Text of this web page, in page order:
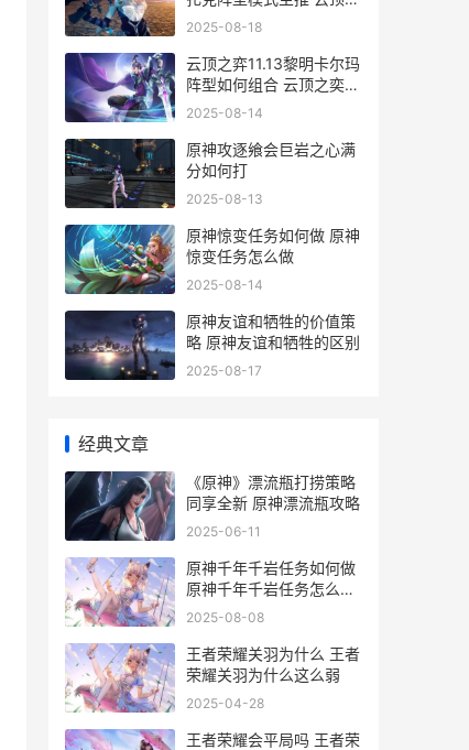
弈s6赛季什么时候开始
2025-08-18
云顶之弈11.13黎明卡尔玛
阵型如何组合 云顶之奕
11.12黎明
2025-08-14
原神攻逐飨会巨岩之心满
分如何打
2025-08-13
原神惊变任务如何做 原神
惊变任务怎么做
2025-08-14
原神友谊和牺牲的价值策
略 原神友谊和牺牲的区别
2025-08-17
经典文章
《原神》漂流瓶打捞策略
同享全新 原神漂流瓶攻略
2025-06-11
原神千年千岩任务如何做
原神千年千岩任务怎么触
发
2025-08-08
王者荣耀关羽为什么 王者
荣耀关羽为什么这么弱
2025-04-28
王者荣耀会平局吗 王者荣